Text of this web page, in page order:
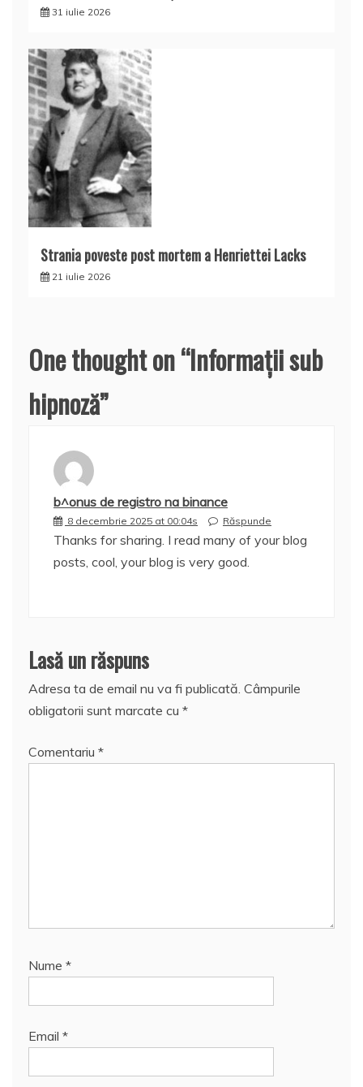
31 iulie 2026
Strania poveste post mortem a Henriettei Lacks
21 iulie 2026
One thought on “Informaţii sub
hipnoză”
b^onus de registro na binance
8 decembrie 2025 at 00:04s Răspunde
Thanks for sharing. I read many of your blog
posts, cool, your blog is very good.
Lasă un răspuns
Adresa ta de email nu va fi publicată. Câmpurile
obligatorii sunt marcate cu *
Comentariu *
Nume *
Email *